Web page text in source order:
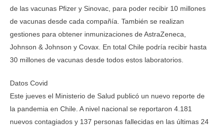
de las vacunas Pfizer y Sinovac, para poder recibir 10 millones
de vacunas desde cada compañía. También se realizan
gestiones para obtener inmunizaciones de AstraZeneca,
Johnson & Johnson y Covax. En total Chile podría recibir hasta
30 millones de vacunas desde todos estos laboratorios.
Datos Covid
Este jueves el Ministerio de Salud publicó un nuevo reporte de
la pandemia en Chile. A nivel nacional se reportaron 4.181
nuevos contagiados y 137 personas fallecidas en las últimas 24